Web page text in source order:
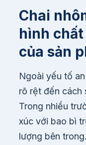
Chai
hình
của sản
Ngoài yếu tố
rõ rệt đến cách
Trong nhiều
xúc với bao bì
lượng bên